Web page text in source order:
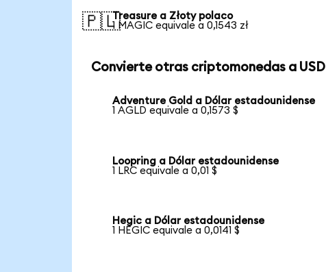
🇵🇱Treasure a Złoty polaco
1 MAGIC equivale a 0,1543 zł
Convierte otras criptomonedas a USD
Adventure Gold a Dólar estadounidense
1 AGLD equivale a 0,1573 $
Loopring a Dólar estadounidense
1 LRC equivale a 0,01 $
Hegic a Dólar estadounidense
1 HEGIC equivale a 0,0141 $